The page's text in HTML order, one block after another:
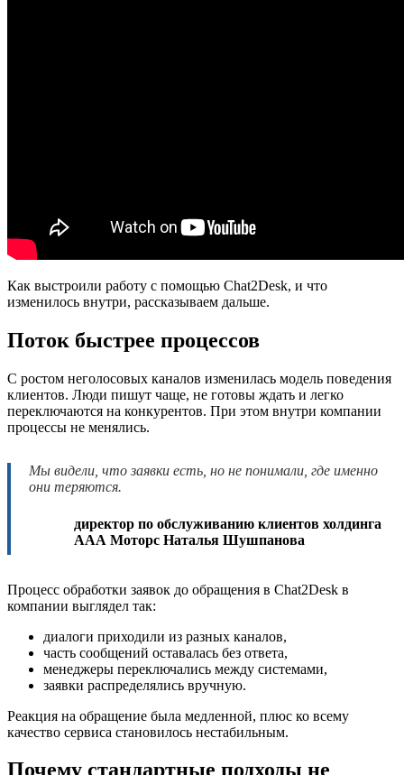
Как выстроили работу с помощью Chat2Desk, и что
изменилось внутри, рассказываем дальше.
Поток быстрее процессов
С ростом неголосовых каналов изменилась модель поведения
клиентов. Люди пишут чаще, не готовы ждать и легко
переключаются на конкурентов. При этом внутри компании
процессы не менялись.
Мы видели, что заявки есть, но не понимали, где именно
они теряются.
директор по обслуживанию клиентов холдинга
ААА Моторс Наталья Шушпанова
Процесс обработки заявок до обращения в Chat2Desk в
компании выглядел так:
диалоги приходили из разных каналов,
часть сообщений оставалась без ответа,
менеджеры переключались между системами,
заявки распределялись вручную.
Реакция на обращение была медленной, плюс ко всему
качество сервиса становилось нестабильным.
Почему стандартные подходы не